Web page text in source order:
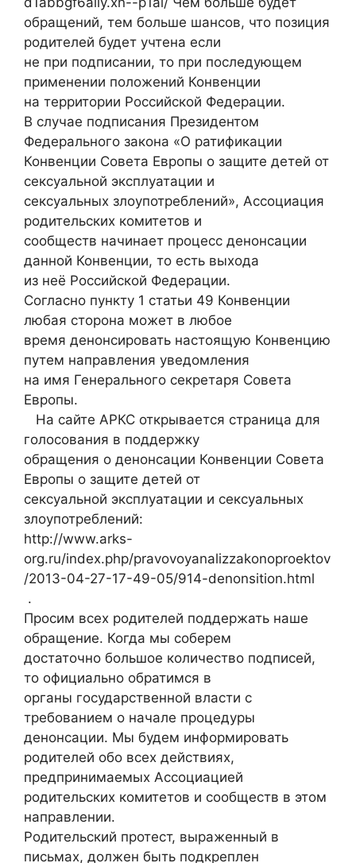
обращений, тем больше шансов, что позиция
родителей будет учтена если
не при подписании, то при последующем
применении положений Конвенции
на территории Российской Федерации.
В случае подписания Президентом
Федерального закона «О ратификации
Конвенции Совета Европы о защите детей от
сексуальной эксплуатации и
сексуальных злоупотреблений», Ассоциация
родительских комитетов и
сообществ начинает процесс денонсации
данной Конвенции, то есть выхода
из неё Российской Федерации.
Согласно пункту 1 статьи 49 Конвенции
любая сторона может в любое
время денонсировать настоящую Конвенцию
путем направления уведомления
на имя Генерального секретаря Совета
Европы.
На сайте АРКС открывается страница для
голосования в поддержку
обращения о денонсации Конвенции Совета
Европы о защите детей от
сексуальной эксплуатации и сексуальных
злоупотреблений:
http://www.arks-
org.ru/index.php/pravovoyanalizzakonoproektov
/2013-04-27-17-49-05/914-denonsition.html
.
Просим всех родителей поддержать наше
обращение. Когда мы соберем
достаточно большое количество подписей,
то официально обратимся в
органы государственной власти с
требованием о начале процедуры
денонсации. Мы будем информировать
родителей обо всех действиях,
предпринимаемых Ассоциацией
родительских комитетов и сообществ в этом
направлении.
Родительский протест, выраженный в
письмах, должен быть подкреплен